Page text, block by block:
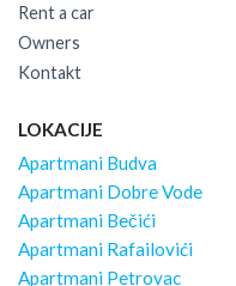
Rent a car
Owners
Kontakt
LOKACIJE
Apartmani Budva
Apartmani Dobre Vode
Apartmani Bečići
Apartmani Rafailovići
Apartmani Petrovac